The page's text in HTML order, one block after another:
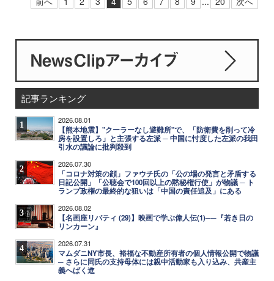
記事ランキング
1 2026.08.01
【熊本地震】"クーラーなし避難所"で、「防衛費を削って冷
房を設置しろ」と主張する左派 ─ 中国に忖度した左派の我田
引水の議論に批判殺到
2 2026.07.30
「コロナ対策の顔」ファウチ氏の「公の場の発言と矛盾する
日記公開」「公聴会で100回以上の黙秘権行使」が物議 ─ ト
ランプ政権の最終的な狙いは「中国の責任追及」にある
3 2026.08.02
【名画座リバティ (29)】映画で学ぶ偉人伝(1)──『若き日の
リンカーン』
4 2026.07.31
マムダニNY市長、裕福な不動産所有者の個人情報公開で物議
─ さらに同氏の支持母体には親中活動家も入り込み、共産主
義へばく進